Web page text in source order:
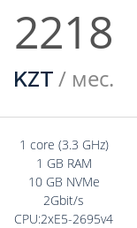
2218
KZT / мес.
1 core (3.3 GHz)
1 GB RAM
10 GB NVMe
2Gbit/s
CPU:2xE5-2695v4